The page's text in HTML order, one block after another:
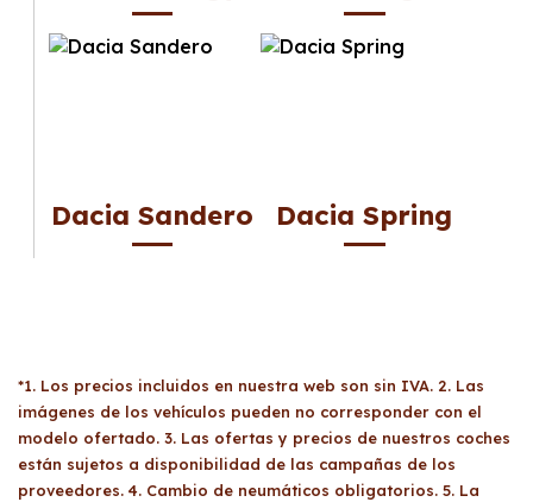
Dacia Sandero Dacia Spring
*1. Los precios incluidos en nuestra web son sin IVA. 2. Las
imágenes de los vehículos pueden no corresponder con el
modelo ofertado. 3. Las ofertas y precios de nuestros coches
están sujetos a disponibilidad de las campañas de los
proveedores. 4. Cambio de neumáticos obligatorios. 5. La